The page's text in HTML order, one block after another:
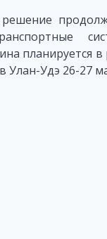
планируется
Удэ 26-27